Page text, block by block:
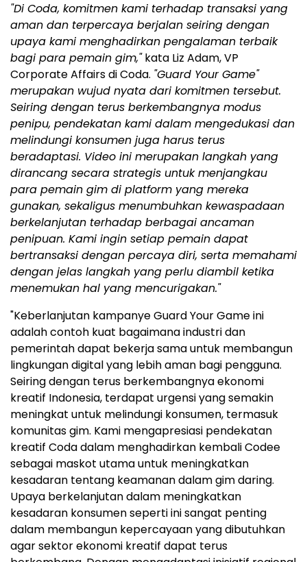
"Di Coda, komitmen kami terhadap transaksi yang
aman dan terpercaya berjalan seiring dengan
upaya kami menghadirkan pengalaman terbaik
bagi para pemain gim,"kata Liz Adam, VP
Corporate Affairs di Coda. "Guard Your Game"
merupakan wujud nyata dari komitmen tersebut.
Seiring dengan terus berkembangnya modus
penipu, pendekatan kami dalam mengedukasi dan
melindungi konsumen juga harus terus
beradaptasi. Video ini merupakan langkah yang
dirancang secara strategis untuk menjangkau
para pemain gim di platform yang mereka
gunakan, sekaligus menumbuhkan kewaspadaan
berkelanjutan terhadap berbagai ancaman
penipuan. Kami ingin setiap pemain dapat
bertransaksi dengan percaya diri, serta memahami
dengan jelas langkah yang perlu diambil ketika
menemukan hal yang mencurigakan."
"Keberlanjutan kampanye Guard Your Game ini
adalah contoh kuat bagaimana industri dan
pemerintah dapat bekerja sama untuk membangun
lingkungan digital yang lebih aman bagi pengguna.
Seiring dengan terus berkembangnya ekonomi
kreatif Indonesia, terdapat urgensi yang semakin
meningkat untuk melindungi konsumen, termasuk
komunitas gim. Kami mengapresiasi pendekatan
kreatif Coda dalam menghadirkan kembali Codee
sebagai maskot utama untuk meningkatkan
kesadaran tentang keamanan dalam gim daring.
Upaya berkelanjutan dalam meningkatkan
kesadaran konsumen seperti ini sangat penting
dalam membangun kepercayaan yang dibutuhkan
agar sektor ekonomi kreatif dapat terus